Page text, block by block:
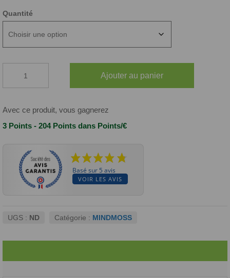
Quantité
RESINE
BLACK
Ajouter au panier
Avec ce produit, vous gagnerez
3 Points - 204 Points dans Points/€
Basé sur 5 avis
VOIR LES AVIS
UGS : ND Catégorie : MINDMOSS